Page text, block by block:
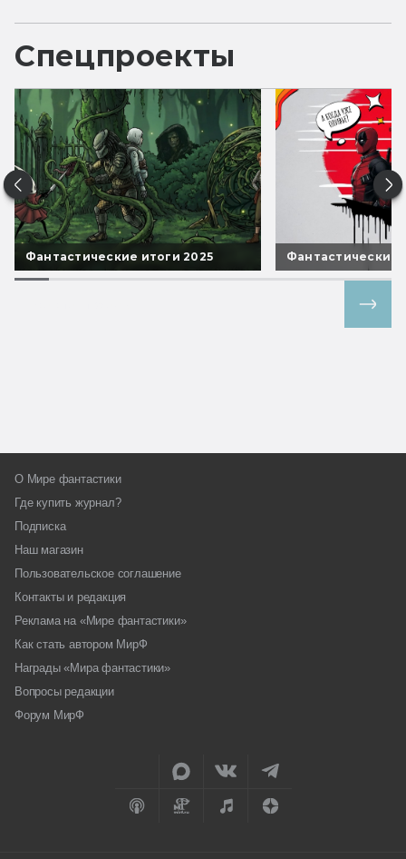
Спецпроекты
Фантастические итоги 2025 Фантастические
О Мире фантастики
Где купить журнал?
Подписка
Наш магазин
Пользовательское соглашение
Контакты и редакция
Реклама на «Мире фантастики»
Как стать автором МирФ
Награды «Мира фантастики»
Вопросы редакции
Форум МирФ